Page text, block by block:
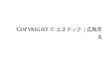
Copyright ©エヌテック｜広島